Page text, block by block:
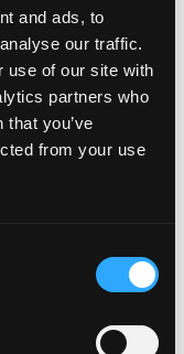
and ads, to
our traffic.
use of our site with
partners who
you’ve
from your use
cultura del mango Deja